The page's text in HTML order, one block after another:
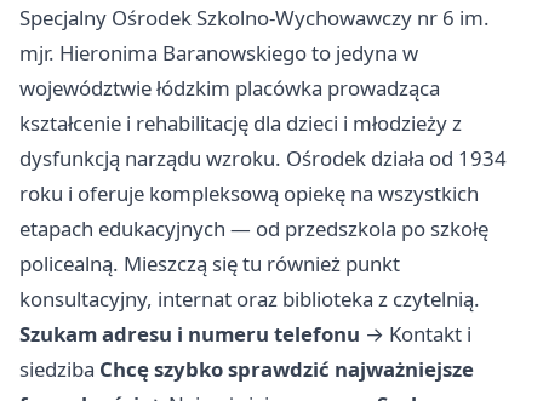
Specjalny Ośrodek Szkolno-Wychowawczy nr 6 im.
mjr. Hieronima Baranowskiego to jedyna w
województwie łódzkim placówka prowadząca
kształcenie i rehabilitację dla dzieci i młodzieży z
dysfunkcją narządu wzroku. Ośrodek działa od 1934
roku i oferuje kompleksową opiekę na wszystkich
etapach edukacyjnych — od przedszkola po szkołę
policealną. Mieszczą się tu również punkt
konsultacyjny, internat oraz biblioteka z czytelnią.
Szukam adresu i numeru telefonu → Kontakt i
siedziba Chcę szybko sprawdzić najważniejsze